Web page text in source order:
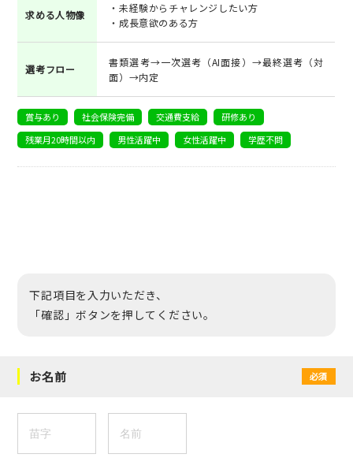
求める人物像
・未経験からチャレンジしたい方
・成長意欲のある方
選考フロー
書類選考→一次選考（AI面接）→最終選考（対
面）→内定
賞与あり 社会保険完備 交通費支給
研修あり
残業月20時間以内
男性活躍中 女性活躍中 学歴不問
下記項目を入力いただき、
「確認」ボタンを押してください。
お名前 必須